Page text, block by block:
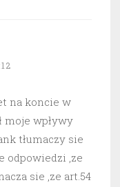
na koncie w
moje wpływy
tłumaczy sie
odpowiedzi ,ze
sie ,ze art.54